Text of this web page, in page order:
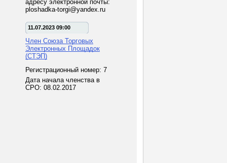
адресу электронной почты:
ploshadka-torgi@yandex.ru
11.07.2023 09:00
Член Союза Торговых
Электронных Площадок
(СТЭП)
Регистрационный номер: 7
Дата начала членства в
СРО: 08.02.2017